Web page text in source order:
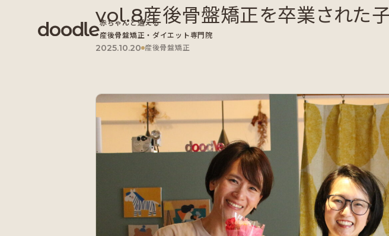
赤ちゃんと通える
産後骨盤矯正・ダイエット専門院
vol.8産後骨盤矯正を卒業された
2025.10.20 産後骨盤矯正